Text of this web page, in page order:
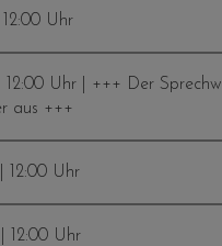
12:00 Uhr
| 12:00 Uhr | +++ Der
aus +++
12:00 Uhr
12:00 Uhr